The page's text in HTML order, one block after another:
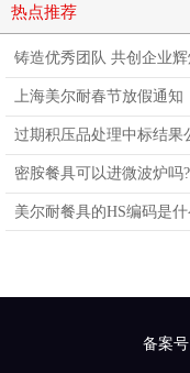
热点推荐
铸造优秀团队 共创企业辉
上海美尔耐春节放假通知
过期积压品处理中标结果
密胺餐具可以进微波炉吗?
美尔耐餐具的HS编码是什
备案